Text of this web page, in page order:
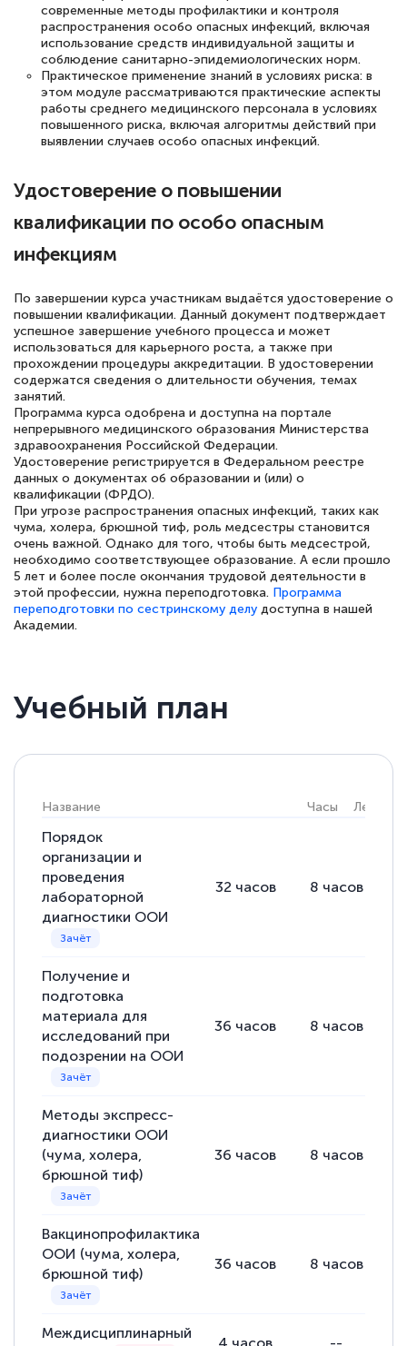
Евгения Коротких
Знаток города 2 уровня
12 марта 2026
вежливое сопровождение! Всё чётко и
понятно! Проходила повышение
квалификации. Ещё раз - СПАСИБО!
Елена Петрикс
Знаток города 5 уровня
Всем добрый день! Я прошла курс
повышени каалификации по
специальности «Тренер-преподаватель
по тяжелой атлетике»! Хочется
подчеркуть, что при обращении
оперативно связались со мной
специалисты, ответили на все
интересующие вопросы и в течении
двух…
Светлана К
Оставила заявку на обучение онлайн, мне
быстро ответили, разъяснили все детали.
Обучение понравилось: огромное
количество тематической литературы,
пособий и учебников доступно на время
прохождения курса, удобная система
каком этапе…
современные методы профилактики и контроля
распространения особо опасных инфекций, включая
использование средств индивидуальной защиты и
соблюдение санитарно-эпидемиологических норм.
Практическое применение знаний в условиях риска: в
этом модуле рассматриваются практические аспекты
работы среднего медицинского персонала в условиях
повышенного риска, включая алгоритмы действий при
выявлении случаев особо опасных инфекций.
Удостоверение о повышении
квалификации по особо опасным
инфекциям
По завершении курса участникам выдаётся удостоверение о
повышении квалификации. Данный документ подтверждает
успешное завершение учебного процесса и может
использоваться для карьерного роста, а также при
прохождении процедуры аккредитации. В удостоверении
содержатся сведения о длительности обучения, темах
занятий.
Программа курса одобрена и доступна на портале
непрерывного медицинского образования Министерства
здравоохранения Российской Федерации.
Удостоверение регистрируется в Федеральном реестре
данных о документах об образовании и (или) о
квалификации (ФРДО).
При угрозе распространения опасных инфекций, таких как
чума, холера, брюшной тиф, роль медсестры становится
очень важной. Однако для того, чтобы быть медсестрой,
необходимо соответствующее образование. А если прошло
5 лет и более после окончания трудовой деятельности в
этой профессии, нужна переподготовка. Программа
переподготовки по сестринскому делу доступна в нашей
Академии.
Учебный план
Название Часы Лекции
Порядок
организации и
проведения
лабораторной
диагностики ООИ
32 часов 8 часов
Получение и
подготовка
материала для
исследований при
подозрении на ООИ
36 часов 8 часов
Методы экспресс-
диагностики ООИ
(чума, холера,
брюшной тиф)
36 часов 8 часов
Вакцинопрофилактика
ООИ (чума, холера,
брюшной тиф)
36 часов 8 часов
Междисциплинарный